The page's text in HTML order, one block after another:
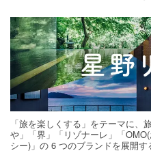
「旅を楽しくする」をテーマに
や」「界」「リゾナーレ」「
シー)」の 6 つのブランドを展開